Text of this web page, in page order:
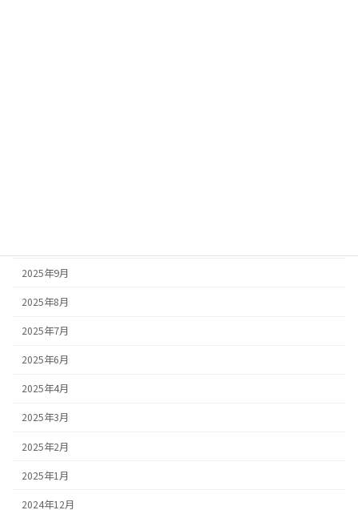
2025年9月
2025年8月
2025年7月
2025年6月
2025年4月
2025年3月
2025年2月
2025年1月
2024年12月